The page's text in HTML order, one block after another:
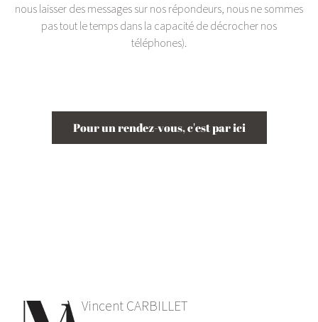
nous laisser des messages sur nos répondeurs, nous ne sommes
pas tout le temps dans la capacité de décrocher nos
téléphones).
Pour un rendez-vous, c'est par ici
Vincent CARBILLET